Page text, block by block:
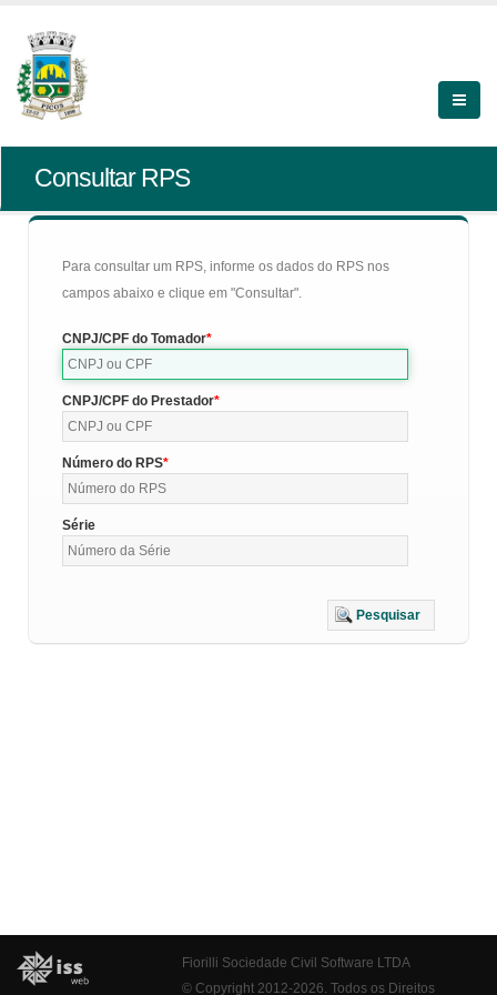
Consultar RPS
Para consultar um RPS, informe os dados do RPS nos
campos abaixo e clique em "Consultar".
CNPJ/CPF do Tomador
CNPJ/CPF do Prestador
Número do RPS
Série
Pesquisar
Fiorilli Sociedade Civil Software LTDA
© Copyright 2012-2026. Todos os Direitos